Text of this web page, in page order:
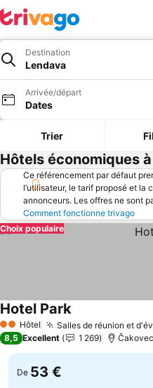
Destination
Lendava
Arrivée/départ
Dates
Trier
Hôtels économiques
Ce référencement par défaut
l’utilisateur, le tarif proposé et la
annonceurs. Les offres ne sont
Comment fonctionne trivago
Choix populaire
2 Étoiles
Hôtel Salles de réunion et
Hotel Park
8,5 Excellent 1 269
De 53 €